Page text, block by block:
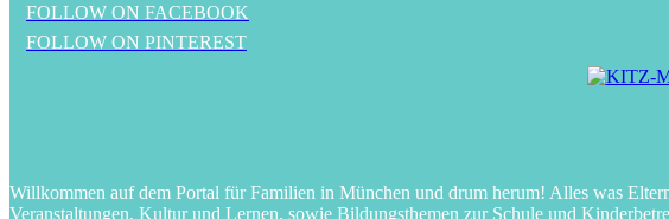
FOLLOW ON FACEBOOK
FOLLOW ON PINTEREST
Willkommen auf dem Portal für Familien in München und drum herum! Alles was
Veranstaltungen, Kultur und Lernen, sowie Bildungsthemen zur Schule und